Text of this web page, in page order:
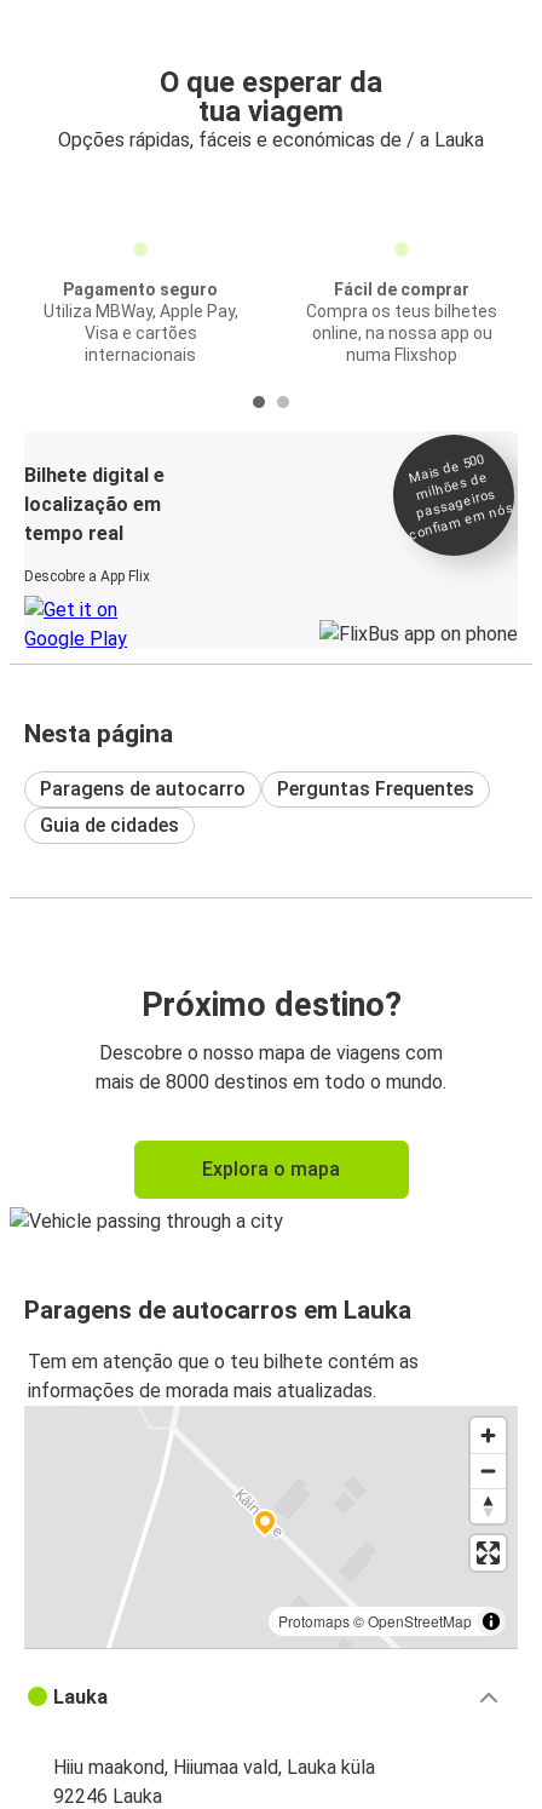
O que esperar da
tua viagem
Opções rápidas, fáceis e económicas de / a Lauka
Pagamento seguro
Utiliza MBWay, Apple Pay,
Visa e cartões
internacionais
Fácil de comprar
Compra os teus bilhetes
online, na nossa app ou
numa Flixshop
Bilhete digital e
localização em
tempo real
Descobre a App Flix
Mais de 500
milhões de
passageiros
confia
m e
m nós
Nesta página
Paragens de autocarro
Perguntas Frequentes
Guia de cidades
Próximo destino?
Descobre o nosso mapa de viagens com
mais de 8000 destinos em todo o mundo.
Explora o mapa
Paragens de autocarros em Lauka
Tem em atenção que o teu bilhete contém as
informações de morada mais atualizadas.
Protomaps©OpenStreetMap
Lauka
Hiiu maakond, Hiiumaa vald, Lauka küla
92246 Lauka